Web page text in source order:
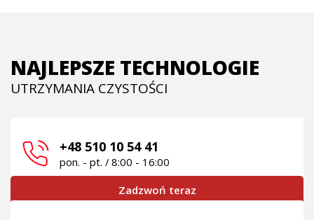
NAJLEPSZE TECHNOLOGIE
UTRZYMANIA CZYSTOŚCI
+48 510 10 54 41
pon. - pt. / 8:00 - 16:00
Zadzwoń teraz